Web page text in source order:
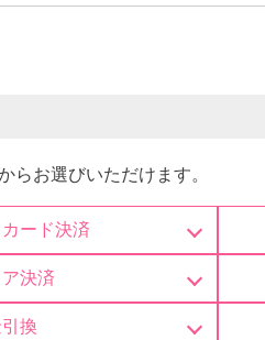
らお選びいただけます。
ード決済
決済
換